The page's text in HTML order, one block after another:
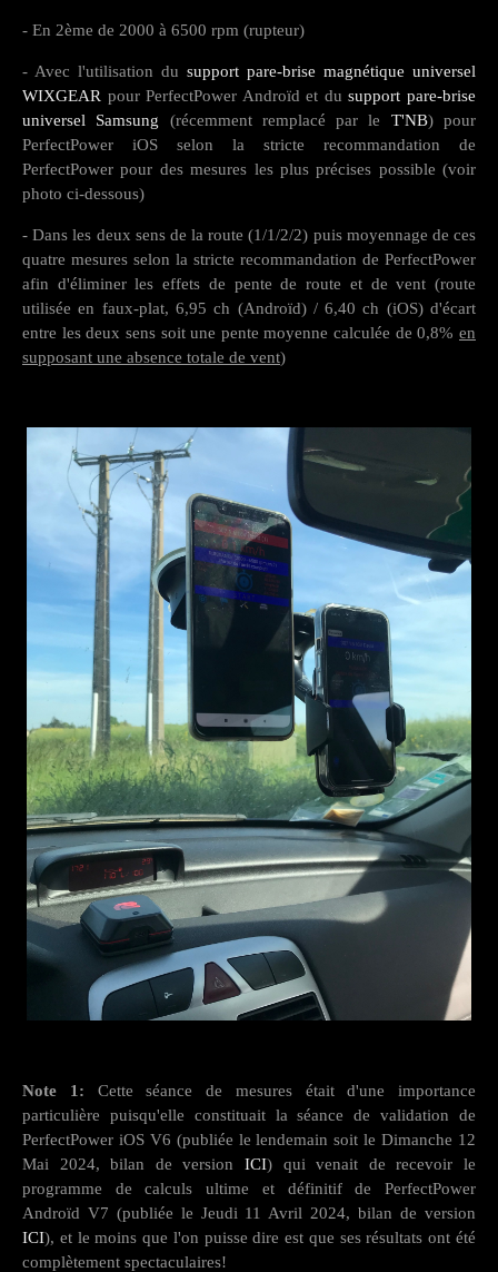
- En 2ème de 2000 à 6500 rpm (rupteur)
- Avec l'utilisation du support pare-brise magnétique universel
WIXGEAR pour PerfectPower Androïd et dusupport pare-brise
universel Samsung (récemment remplacé par le T'NB) pour
PerfectPower iOS selon la stricte recommandation de
PerfectPower pour des mesures les plus précises possible (voir
photo ci-dessous)
- Dans les deux sens de la route (1/1/2/2) puis moyennage de ces
quatre mesures selon la stricte recommandation de PerfectPower
afin d'éliminer les effets de pente de route et de vent (route
utilisée en faux-plat, 6,95 ch (Androïd) / 6,40 ch (iOS) d'écart
entre les deux sens soit une pente moyenne calculée de 0,8% en
supposant une absence totale de vent)
Note 1: Cette séance de mesures était d'une importance
particulière puisqu'elle constituait la séance de validation de
PerfectPower iOS V6 (publiée le lendemain soit le Dimanche 12
Mai 2024, bilan de version ICI) qui venait de recevoir le
programme de calculs ultime et définitif de PerfectPower
Androïd V7 (publiée le Jeudi 11 Avril 2024, bilan de version
ICI), et le moins que l'on puisse dire est que ses résultats ont été
complètement spectaculaires!